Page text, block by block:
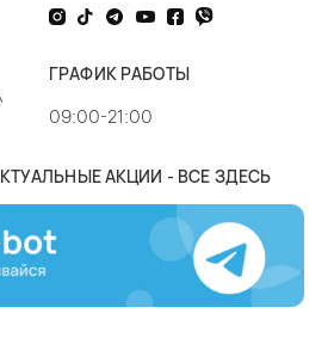
ГРАФИК РАБОТЫ
09:00-21:00
АКЦИИ - ВСЕ ЗДЕСЬ